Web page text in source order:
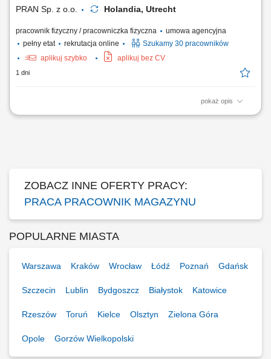
PRAN Sp. z o.o. Holandia, Utrecht
pracownik fizyczny / pracowniczka fizyczna
umowa agencyjna
pełny etat
rekrutacja online
Szukamy 30 pracowników
aplikuj szybko
aplikuj bez CV
1 dni
pokaż opis
Zakres obowiązków skanować paczki i układać je na odpowiednich
ZOBACZ INNE OFERTY PRACY:
PRACA PRACOWNIK MAGAZYNU
POPULARNE MIASTA
Warszawa Kraków Wrocław Łódź Poznań Gdańsk
Szczecin Lublin Bydgoszcz Białystok Katowice
Rzeszów Toruń Kielce Olsztyn Zielona Góra
Opole Gorzów Wielkopolski